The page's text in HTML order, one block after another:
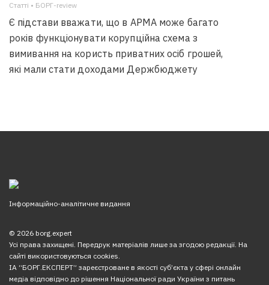
Статті • БОРГ-review
Є підстави вважати, що в АРМА може багато
років функціонувати корупційна схема з
вимивання на користь приватних осіб грошей,
які мали стати доходами Держбюджету
Інформаційно-аналітичне видання
© 2026 borg.expert
Усі права захищені. Передрук матеріалів лише за згодою редакції. На
сайті використовуються cookies.
ІА “БОРГ.ЕКСПЕРТ” зареєстроване в якості суб’єкта у сфері онлайн
медіа відповідно до рішення Національної ради України з питань